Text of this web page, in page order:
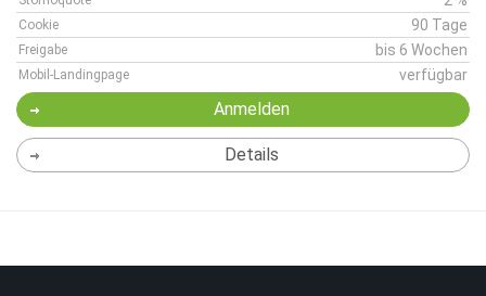
Cookie 90 Tage
Freigabe bis 6 Wochen
Mobil-Landingpage verfügbar
Anmelden
Details